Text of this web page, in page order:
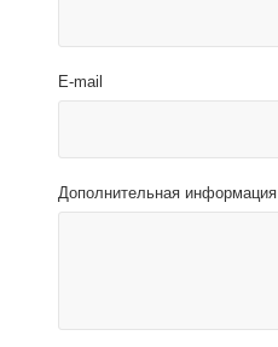
E-mail
Дополнительная информация